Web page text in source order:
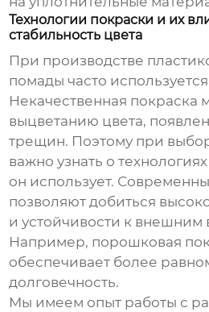
Технологии покраски и их
стабильность цвета
При производстве
помады часто
Некачественная покраска
выцветанию цвета,
трещин. Поэтому при
важно узнать о
он использует.
позволяют добиться
и устойчивости к внешним
Например, порошковая
обеспечивает более
долговечность.
Мы имеем опыт работы с